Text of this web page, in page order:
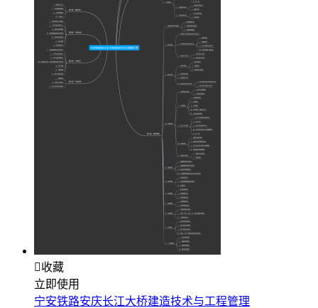
收藏
立即使用
宁安铁路安庆长江大桥建造技术与工程管理